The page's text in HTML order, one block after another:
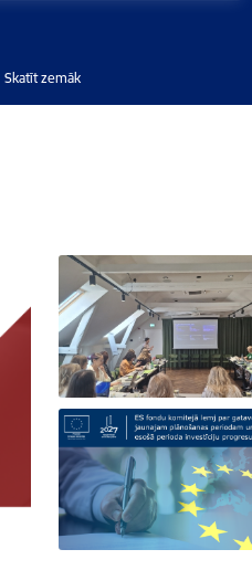
Skatīt zemāk